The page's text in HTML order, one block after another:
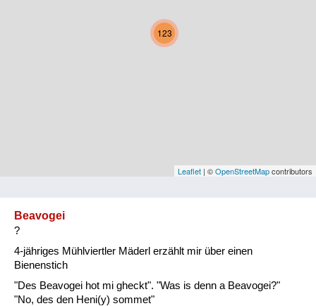
Niederösterreich
Oberösterreich
Vorarlberg
Fluchen und Reden
123
Leaflet | ©OpenStreetMapcontributors
Beavogei
?
4-jähriges Mühlviertler Mäderl erzählt mir über einen
Bienenstich
"Des Beavogei hot mi gheckt". "Was is denn a Beavogei?"
"No, des den Heni(y) sommet"